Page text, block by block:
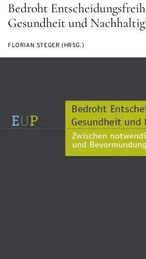
Bedroht
Gesundheit und
FLORIAN STEGER (HRSG.)